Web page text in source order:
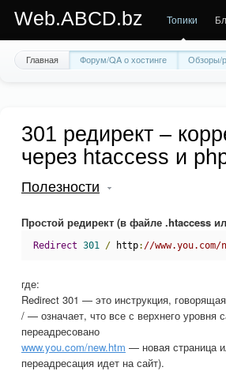
Web.ABCD.bz Топики
Главная Форум/QA о хостинге Обзоры/
301 редирект –
через htaccess и
Полезности
Простой редирект (в файле .htaccess
Redirect 301 / http: //www.you.com/
где:
Redirect 301 — это инструкция,
/ — означает, что все с верхнего уровня
переадресовано
www.you.com/new.htm — новая страница
переадресация идет на сайт).